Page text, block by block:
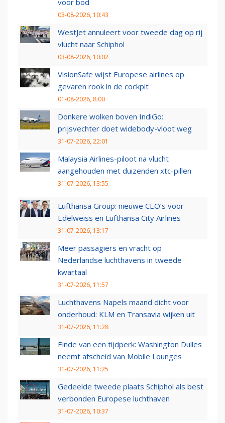
voor bod
03-08-2026, 10:43
WestJet annuleert voor tweede dag op rij
vlucht naar Schiphol
03-08-2026, 10:02
VisionSafe wijst Europese airlines op
gevaren rook in de cockpit
01-08-2026, 8:00
Donkere wolken boven IndiGo:
prijsvechter doet widebody-vloot weg
31-07-2026, 22:01
Malaysia Airlines-piloot na vlucht
aangehouden met duizenden xtc-pillen
31-07-2026, 13:55
Lufthansa Group: nieuwe CEO’s voor
Edelweiss en Lufthansa City Airlines
31-07-2026, 13:17
Meer passagiers en vracht op
Nederlandse luchthavens in tweede
kwartaal
31-07-2026, 11:57
Luchthavens Napels maand dicht voor
onderhoud: KLM en Transavia wijken uit
31-07-2026, 11:28
Einde van een tijdperk: Washington Dulles
neemt afscheid van Mobile Lounges
31-07-2026, 11:25
Gedeelde tweede plaats Schiphol als best
verbonden Europese luchthaven
31-07-2026, 10:37